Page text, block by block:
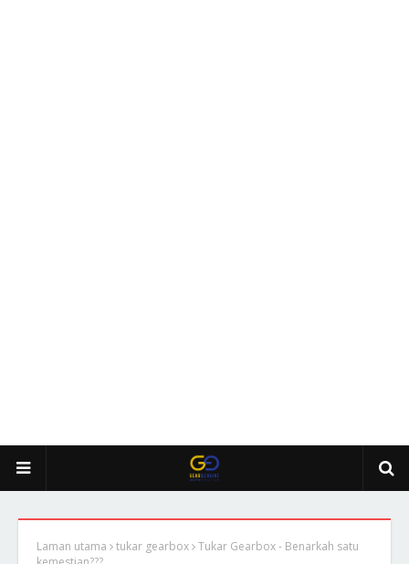
Laman utama tukar gearbox Tukar Gearbox - Benarkah satu